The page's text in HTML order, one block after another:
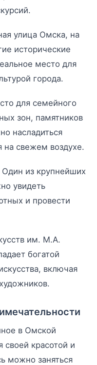
улица Омска, на
исторические
место для
города.
для семейного
зон, памятников
насладиться
на свежем воздухе.
из крупнейших
увидеть
и провести
им. М.А.
богатой
включая
в Омской
своей красотой и
можно заняться